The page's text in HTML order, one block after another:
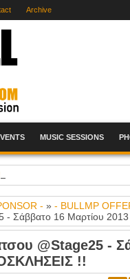
Archive
MUSIC SESSIONS
- Care - Τρέχουμε πιο γρήγορα από
- » - BULLMP
- Σάββατο 16 Μαρτίου
@Stage25 -
!!